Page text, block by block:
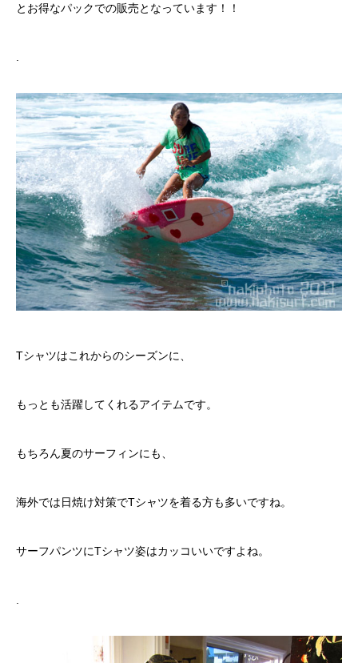
とお得なパックでの販売となっています！！
Tシャツはこれからのシーズンに、
もっとも活躍してくれるアイテムです。
もちろん夏のサーフィンにも、
海外では日焼け対策でTシャツを着る方も多いですね。
サーフパンツにTシャツ姿はカッコいいですよね。